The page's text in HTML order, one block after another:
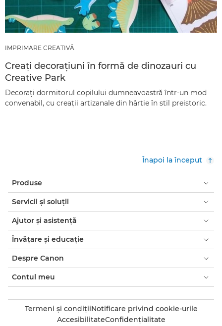
IMPRIMARE CREATIVĂ
Creaţi decoraţiuni în formă de dinozauri cu
Creative Park
Decoraţi dormitorul copilului dumneavoastră într-un mod
convenabil, cu creaţii artizanale din hârtie în stil preistoric.
Înapoi la început
Produse
Servicii şi soluţii
Ajutor şi asistenţă
Învăţare şi educaţie
Despre Canon
Contul meu
Termeni şi condiţiiNotificare privind cookie-urile
AccesibilitateConfidenţialitate